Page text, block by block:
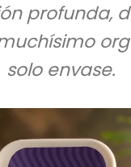
profunda,
solo envase.